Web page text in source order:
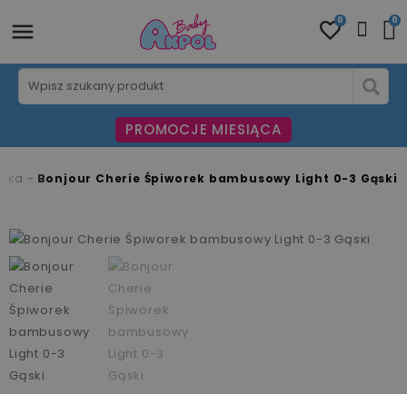
0 0
PROMOCJE MIESIĄCA
Bonjour Cherie Śpiworek bambusowy Light 0-3 Gąski